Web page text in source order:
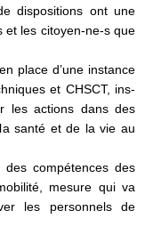
dis­po­si­tions ont une
et les citoyen-ne-s que
place d’une ins­tance
et CHSCT, ins­
les actions dans des
santé et de la vie au
des com­pé­ten­ces des
mesure qui va
les per­son­nels de